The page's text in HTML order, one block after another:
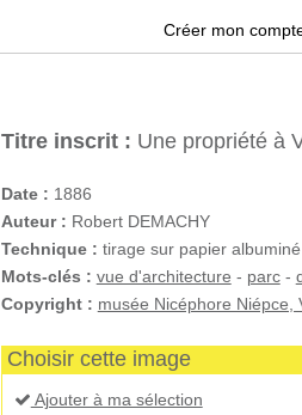
Créer mon
Titre inscrit : Une propriété à
Date : 1886
Auteur : Robert DEMACHY
Technique : tirage sur papier
Mots-clés : vue d'architecture - parc-
Copyright : musée Nicéphore Niépce,
Choisir cette image
Ajouter à ma sélection